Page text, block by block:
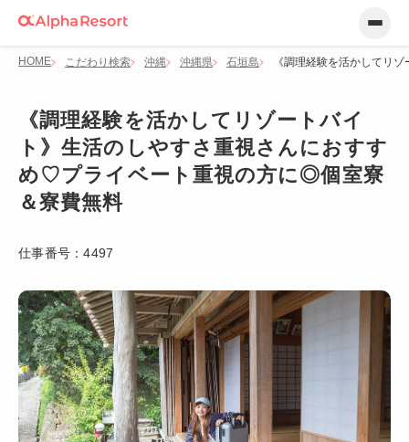
HOME こだわり検索 沖縄 沖縄県 石垣島 《調理経験を活かしてリ
《調理経験を活かしてリゾートバイ
ト》生活のしやすさ重視さんにおすす
め♡プライベート重視の方に◎個室寮
＆寮費無料
仕事番号：4497